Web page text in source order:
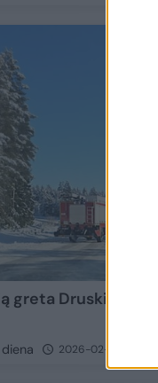
greta Druskininkų
2026-02-02